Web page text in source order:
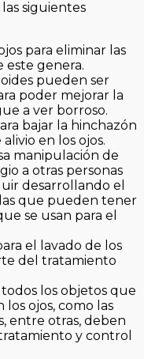
siguientes
para eliminar las
este genera.
pueden ser
poder mejorar la
a ver borroso.
bajar la hinchazón
en los ojos.
manipulación de
a otras personas
desarrollando el
que pueden tener
se usan para el
el lavado de los
del tratamiento
los objetos que
ojos, como las
entre otras, deben
y control